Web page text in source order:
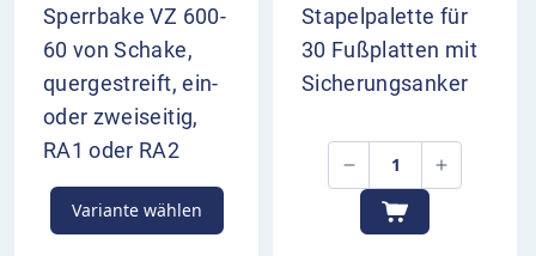
Sperrbake VZ 600-
60 von Schake,
quergestreift, ein-
oder zweiseitig,
RA1 oder RA2
Variante wählen
Stapelpalette für
30 Fußplatten mit
Sicherungsanker